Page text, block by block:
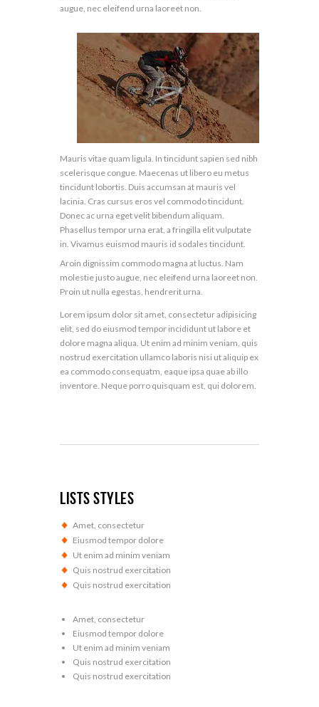
augue, nec eleifend urna laoreet non.
Mauris vitae quam ligula. In tincidunt sapien sed nibh
scelerisque congue. Maecenas ut libero eu metus
tincidunt lobortis. Duis accumsan at mauris vel
lacinia. Cras cursus eros vel commodo tincidunt.
Donec ac urna eget velit bibendum aliquam.
Phasellus tempor urna erat, a fringilla elit vulputate
in. Vivamus euismod mauris id sodales tincidunt.
Aroin dignissim commodo magna at luctus. Nam
molestie justo augue, nec eleifend urna laoreet non.
Proin ut nulla egestas, hendrerit urna.
Lorem ipsum dolor sit amet, consectetur adipisicing
elit, sed do eiusmod tempor incididunt ut labore et
dolore magna aliqua. Ut enim ad minim veniam, quis
nostrud exercitation ullamco laboris nisi ut aliquip ex
ea commodo consequatm, eaque ipsa quae ab illo
inventore. Neque porro quisquam est, qui dolorem.
Lists Styles
Amet, consectetur
Eiusmod tempor dolore
Ut enim ad minim veniam
Quis nostrud exercitation
Quis nostrud exercitation
Amet, consectetur
Eiusmod tempor dolore
Ut enim ad minim veniam
Quis nostrud exercitation
Quis nostrud exercitation